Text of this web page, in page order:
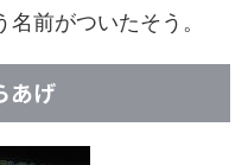
前がついたそう。
あげ